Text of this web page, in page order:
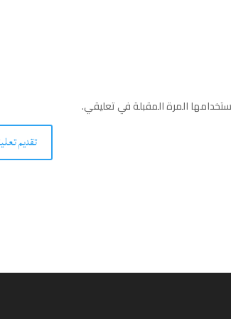
المرة المقبلة في تعليقي.